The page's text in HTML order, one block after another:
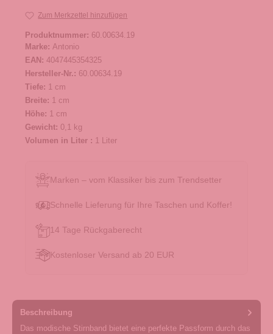
Zum Merkzettel hinzufügen
Produktnummer: 60.00634.19
Marke: Antonio
EAN: 4047445354325
Hersteller-Nr.: 60.00634.19
Tiefe: 1 cm
Breite: 1 cm
Höhe: 1 cm
Gewicht: 0,1 kg
Volumen in Liter : 1 Liter
Marken – vom Klassiker bis zum Trendsetter
Schnelle Lieferung für Ihre Taschen und Koffer!
14 Tage Rückgaberecht
Kostenloser Versand ab 20 EUR
Beschreibung
Das modische Stirnband bietet eine perfekte Passform durch das